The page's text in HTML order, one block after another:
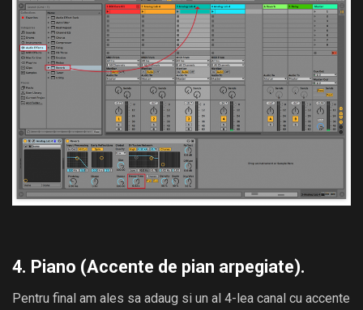
4. Piano (Accente de pian arpegiate).
Pentru final am ales sa adaug si un al 4-lea canal cu accente